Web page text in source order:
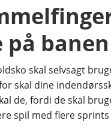
banen
skal selvsagt
skal dine
de, fordi de skal
spil med flere sprints